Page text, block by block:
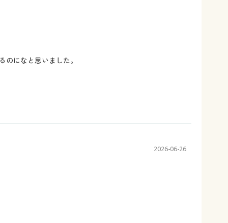
になと思いました。
2026-06-26